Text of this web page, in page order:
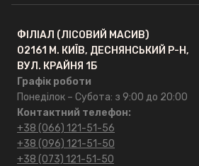
ФІЛІАЛ (ЛІСОВИЙ МАСИВ)
02161 М. КИЇВ, ДЕСНЯНСЬКИЙ Р-Н,
ВУЛ. КРАЙНЯ 1Б
Графік роботи
Понеділок – Субота: з 9:00 до 20:00
Контактний телефон:
+38 (066) 121-51-56
+38 (096) 121-51-50
+38 (073) 121-51-50